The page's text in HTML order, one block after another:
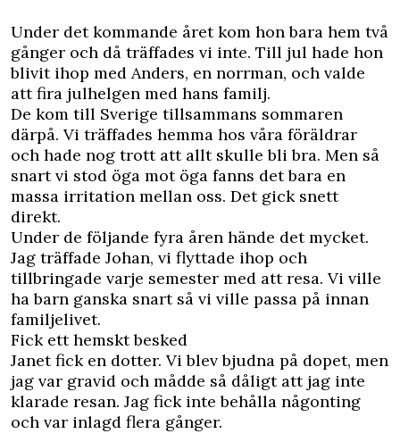
Under det kommande året kom hon bara hem två
gånger och då träffades vi inte. Till jul hade hon
blivit ihop med Anders, en norrman, och valde
att fira julhelgen med hans familj.
De kom till Sverige tillsammans sommaren
därpå. Vi träffades hemma hos våra föräldrar
och hade nog trott att allt skulle bli bra. Men så
snart vi stod öga mot öga fanns det bara en
massa irritation mellan oss. Det gick snett
direkt.
Under de följande fyra åren hände det mycket.
Jag träffade Johan, vi flyttade ihop och
tillbringade varje semester med att resa. Vi ville
ha barn ganska snart så vi ville passa på innan
familjelivet.
Fick ett hemskt besked
Janet fick en dotter. Vi blev bjudna på dopet, men
jag var gravid och mådde så dåligt att jag inte
klarade resan. Jag fick inte behålla någonting
och var inlagd flera gånger.